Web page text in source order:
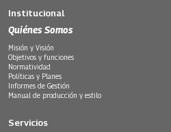
Institucional
Quiénes Somos
Misión y Visión
Objetivos y funciones
Normatividad
Políticas y Planes
Informes de Gestión
Manual de producción y estilo
Servicios